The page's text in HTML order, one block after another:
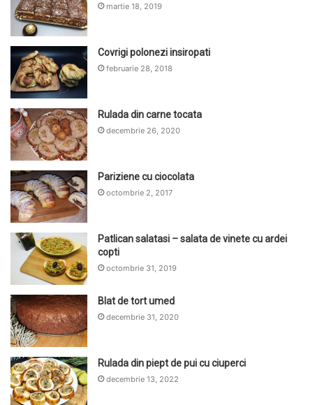
martie 18, 2019
Covrigi polonezi insiropati
februarie 28, 2018
Rulada din carne tocata
decembrie 26, 2020
Pariziene cu ciocolata
octombrie 2, 2017
Patlican salatasi – salata de vinete cu ardei
copti
octombrie 31, 2019
Blat de tort umed
decembrie 31, 2020
Rulada din piept de pui cu ciuperci
decembrie 13, 2022